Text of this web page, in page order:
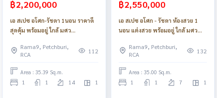
฿2,200,000
เอ สเปซ อโศก-รัชดา 1นอน ราคาดี
สุดคุ้ม พร้อมอยู่ ใกล้ มศว
Rama9, Petchburi,
RCA
112
Area : 35.39 Sq.m.
1 1 14 1
฿2,550,000
เอ สเปซ อโศก - รัชดา ห้องสวย 1
นอน แต่งสวย พร้อมอยู่ ใกล้ มศว
Rama9, Petchburi,
RCA
132
Area : 35.00 Sq.m.
1 1 7 1